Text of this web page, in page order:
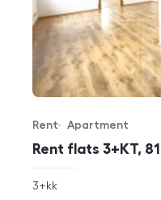
Rent flats 3+KT,
Offer type
Rent
Property type
Apartment
rozměry
disposition
3+kk